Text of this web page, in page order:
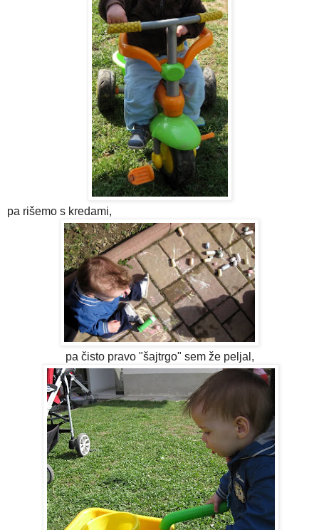
pa rišemo s kredami,
pa čisto pravo "šajtrgo" sem že peljal,